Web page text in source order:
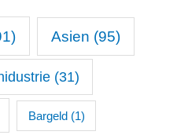
Asien (95)
(31)
Bargeld(1)